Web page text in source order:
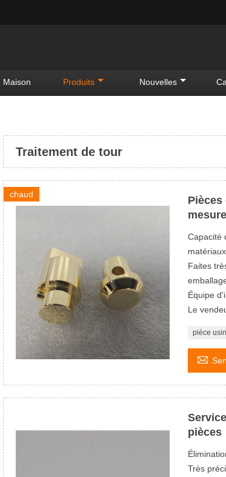
Maison Produits Nouvelles
Traitement de tour
chaud
Pièces
mesure
Capacité
Faites
Équipe
Le
pièce

pièces
Très